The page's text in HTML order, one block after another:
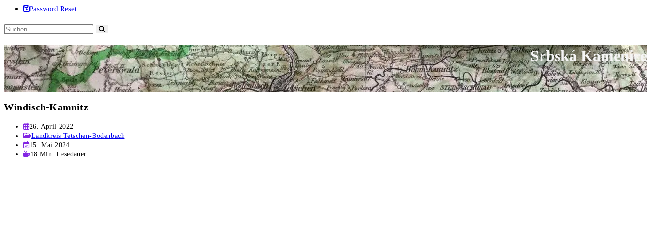
Password Reset
Diese
durchsuchen
Srbská Kamenice
Windisch-Kamnitz
Beitrag
veröffentlicht:
26. April 2022
Beitrags-
Kategorie:
Landkreis Tetschen-Bodenbach
Beitrag
zuletzt
15. Mai 2024
Lesedauer:
18 Min. Lesedauer